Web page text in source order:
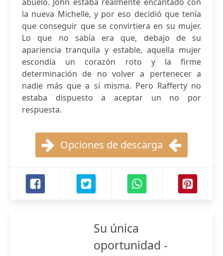
la nueva Michelle, y por eso decidió que tenía
que conseguir que se convirtiera en su mujer.
Lo que no sabía era que, debajo de su
apariencia tranquila y estable, aquella mujer
escondía un corazón roto y la firme
determinación de no volver a pertenecer a
nadie más que a sí misma. Pero Rafferty no
estaba dispuesto a aceptar un no por
respuesta.
Opciones de descarga
Su única
oportunidad -